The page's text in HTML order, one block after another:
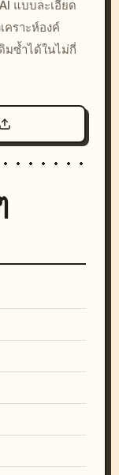
sunset, neon
--v 6.0
แบบละเอียด
คราะห์องค์
มซ้ำได้ในไม่กี่